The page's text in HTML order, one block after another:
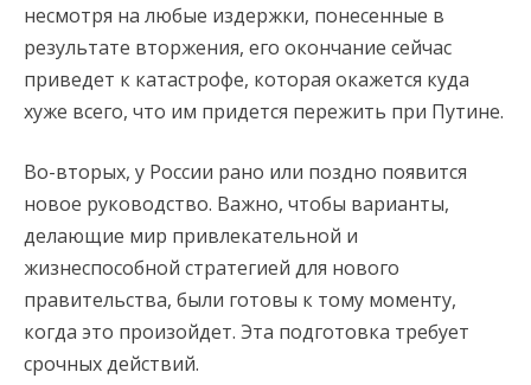
несмотря на любые издержки, понесенные в
результате вторжения, его окончание сейчас
приведет к катастрофе, которая окажется куда
хуже всего, что им придется пережить при Путине.
Во-вторых, у России рано или поздно появится
новое руководство. Важно, чтобы варианты,
делающие мир привлекательной и
жизнеспособной стратегией для нового
правительства, были готовы к тому моменту,
когда это произойдет. Эта подготовка требует
срочных действий.